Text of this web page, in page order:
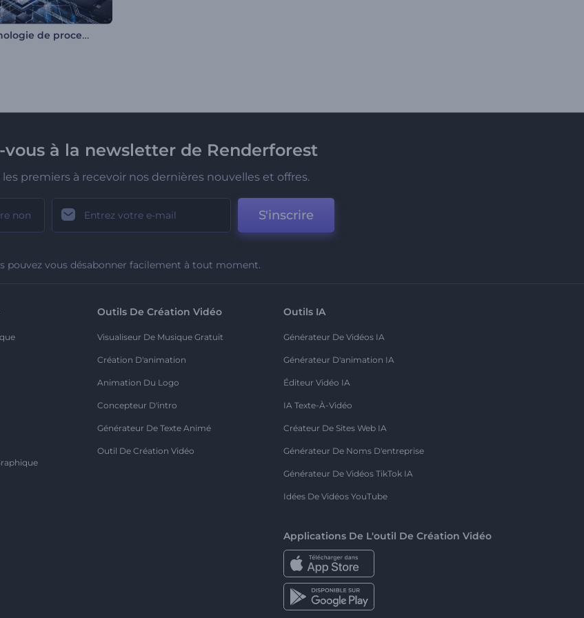
Intro de technologie de processeurs
vous à la newsletter de Renderforest
les premiers à recevoir nos dernières nouvelles et offres.
S'inscrire
pouvez vous désabonner facilement à tout moment.
Outils De Création Vidéo
Visualiseur De Musique Gratuit
Création D'animation
Animation Du Logo
Concepteur D'intro
Générateur De Texte Animé
Outil De Création Vidéo
Outils IA
Générateur De Vidéos IA
Générateur D'animation IA
Éditeur Vidéo IA
IA Texte-À-Vidéo
Créateur De Sites Web IA
Générateur De Noms D'entreprise
Générateur De Vidéos TikTok IA
Idées De Vidéos YouTube
Applications De L'outil De Création Vidéo